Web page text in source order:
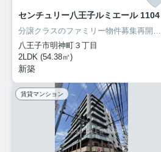
センチュリー八王子ルミエール 1104
分譲クラスのファミリー物件募集再開致しました！内見出来ます！
八王子市明神町３丁目
2LDK (54.38㎡)
新築
賃貸マンション